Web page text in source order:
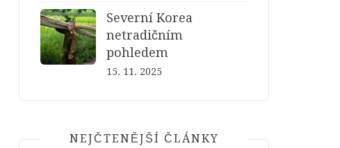
Severní Korea
netradičním
pohledem
15. 11. 2025
NEJČTENĚJŠÍ ČLÁNKY